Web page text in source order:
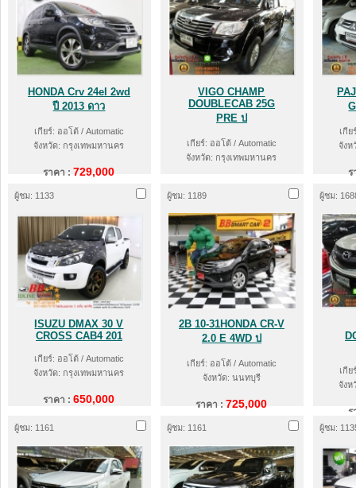
HONDA Crv 24el 2wd
ปี 2013 ดาว
เกียร์: ออโต้ / Automatic
จังหวัด: กรุงเทพมหานคร
ราคา :729,000
VIGO CHAMP
DOUBLECAB 25G
PRE ป
เกียร์: ออโต้ / Automatic
จังหวัด: กรุงเทพมหานคร
เกี
จังห
ผู้ชม: 1133
ISUZU DMAX 30 V
CROSS CAB4 201
เกียร์: ออโต้ / Automatic
จังหวัด: กรุงเทพมหานคร
ราคา :650,000
ผู้ชม: 1189
2B 10-31HONDA CR-V
2.0 E 4WD ป
เกียร์: ออโต้ / Automatic
จังหวัด: นนทบุรี
ราคา :725,000
ผู้ชม:
เกี
จังห
ผู้ชม: 1161 ผู้ชม: 1161 ผู้ชม: